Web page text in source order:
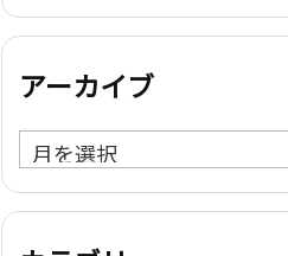
アーカイブ
ア
ー
カ